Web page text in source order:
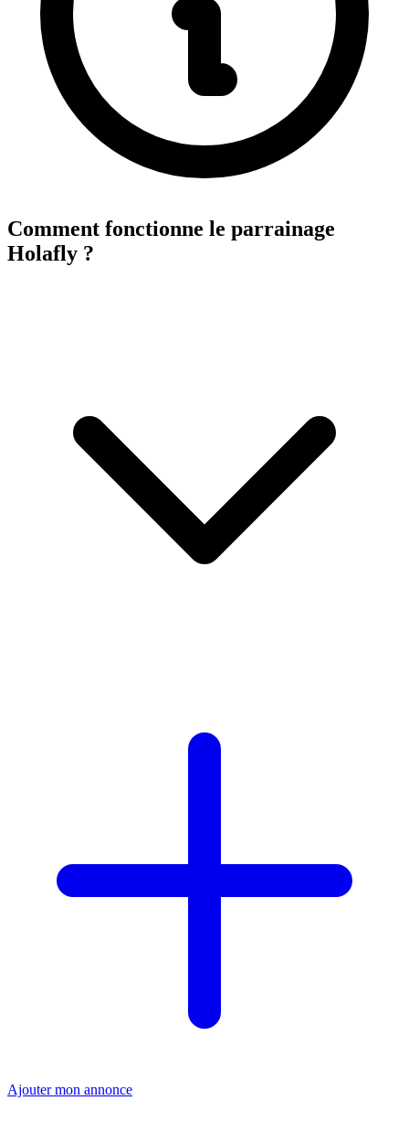
Comment fonctionne le parrainage
Holafly ?
Ajouter mon annonce